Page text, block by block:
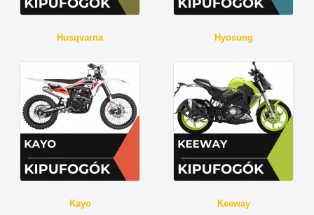
Husqvarna Hyosung
Kayo Keeway